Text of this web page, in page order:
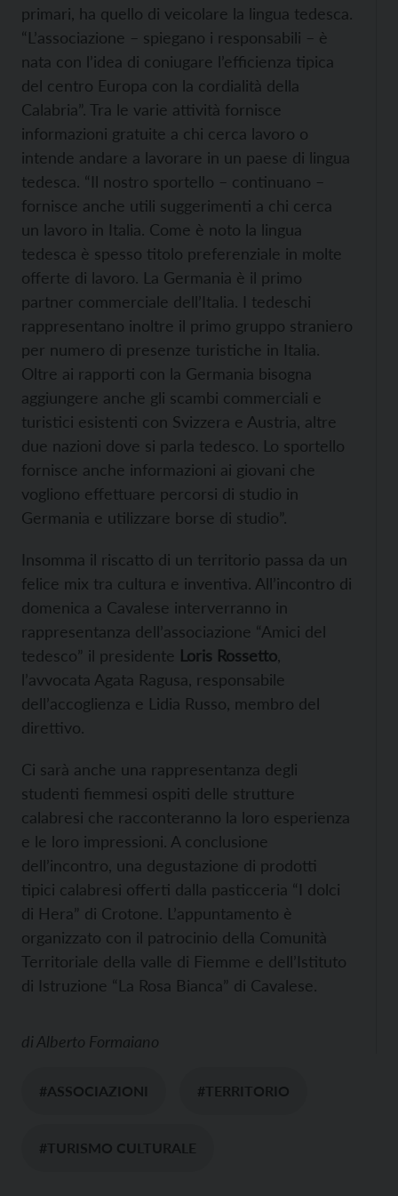
primari, ha quello di veicolare la lingua tedesca.
“L’associazione – spiegano i responsabili – è
nata con l’idea di coniugare l’efficienza tipica
del centro Europa con la cordialità della
Calabria”. Tra le varie attività fornisce
informazioni gratuite a chi cerca lavoro o
intende andare a lavorare in un paese di lingua
tedesca. “Il nostro sportello – continuano –
fornisce anche utili suggerimenti a chi cerca
un lavoro in Italia. Come è noto la lingua
tedesca è spesso titolo preferenziale in molte
offerte di lavoro. La Germania è il primo
partner commerciale dell’Italia. I tedeschi
rappresentano inoltre il primo gruppo straniero
per numero di presenze turistiche in Italia.
Oltre ai rapporti con la Germania bisogna
aggiungere anche gli scambi commerciali e
turistici esistenti con Svizzera e Austria, altre
due nazioni dove si parla tedesco. Lo sportello
fornisce anche informazioni ai giovani che
vogliono effettuare percorsi di studio in
Germania e utilizzare borse di studio”.
Insomma il riscatto di un territorio passa da un
felice mix tra cultura e inventiva. All’incontro di
domenica a Cavalese interverranno in
rappresentanza dell’associazione “Amici del
tedesco” il presidente Loris Rossetto
l’avvocata Agata Ragusa, responsabile
dell’accoglienza e Lidia Russo, membro del
direttivo.
Ci sarà anche una rappresentanza degli
studenti fiemmesi ospiti delle strutture
calabresi che racconteranno la loro esperienza
e le loro impressioni. A conclusione
dell’incontro, una degustazione di prodotti
tipici calabresi offerti dalla pasticceria “I dolci
di Hera” di Crotone. L’appuntamento è
organizzato con il patrocinio della Comunità
Territoriale della valle di Fiemme e dell’Istituto
di Istruzione “La Rosa Bianca” di Cavalese.
diAlberto Formaiano
#ASSOCIAZIONI #TERRITORIO
#TURISMO CULTURALE